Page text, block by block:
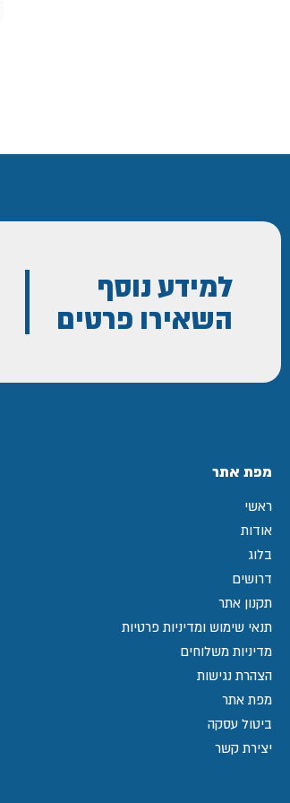
למידע נוסף
השאירו פרטים
מפת אתר
ראשי
אודות
בלוג
דרושים
תקנון אתר
תנאי שימוש ומדיניות פרטיות
מדיניות משלוחים
הצהרת נגישות
מפת אתר
ביטול עסקה
יצירת קשר